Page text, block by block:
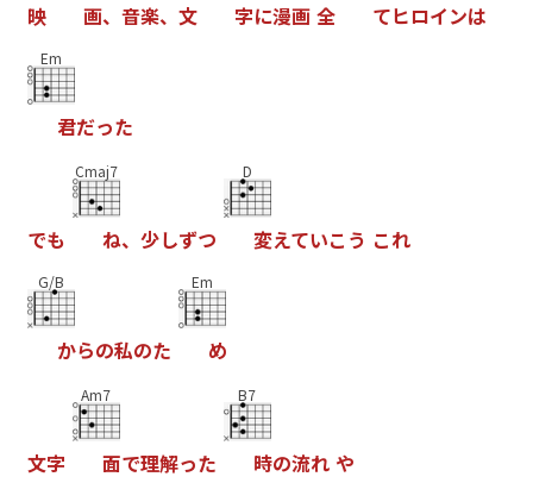
映 画、 音楽、 文 字に漫画 全 てヒロインは
Em
君だった
でも
Cmaj7
ね、 少しずつ
D
変えていこ う これ
G/B
からの私のた
Em
め
文字
Am7
面で理解った
B7
時の流れ や